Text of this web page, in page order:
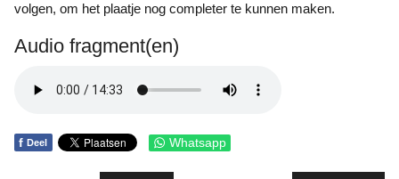
volgen, om het plaatje nog completer te kunnen maken.
Audio fragment(en)
f Deel Whatsapp